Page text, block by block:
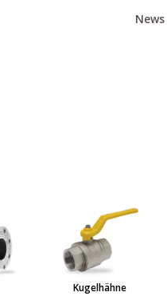
News
Kugelhähne